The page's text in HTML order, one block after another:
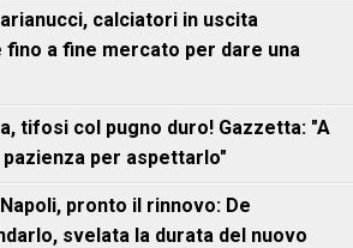
calciatori in uscita
a fine mercato per dare una
tifosi col pugno duro! Gazzetta: "A
pazienza per aspettarlo"
pronto il rinnovo: De
svelata la durata del nuovo